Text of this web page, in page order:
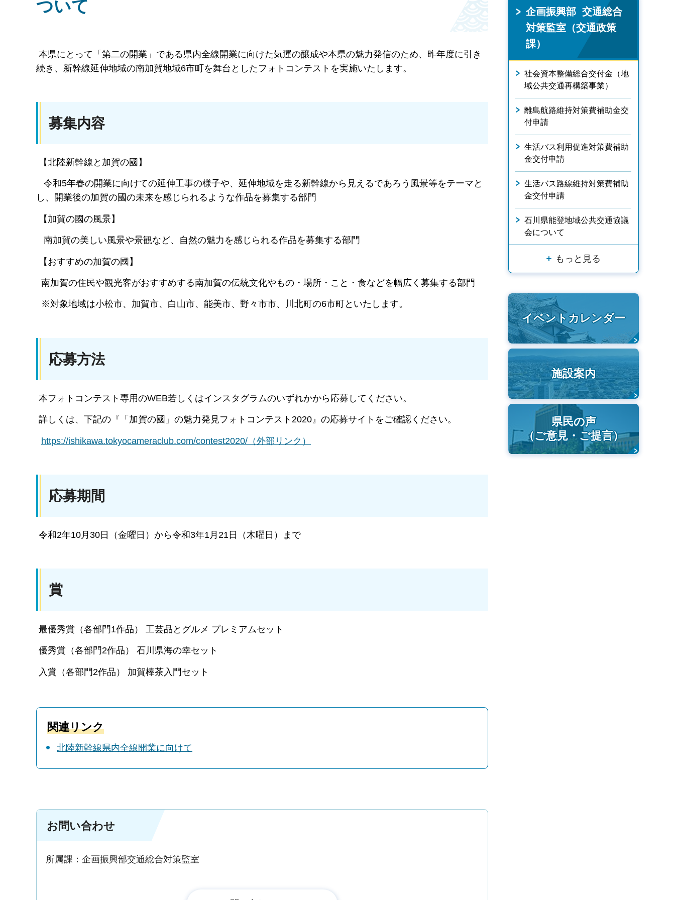
ついて
本県にとって「第二の開業」である県内全線開業に向けた気運の醸成や本県の魅力発信のため、昨年度に引き
続き、新幹線延伸地域の南加賀地域6市町を舞台としたフォトコンテストを実施いたします。
募集内容
【北陸新幹線と加賀の國】
令和5年春の開業に向けての延伸工事の様子や、延伸地域を走る新幹線から見えるであろう風景等をテーマと
し、開業後の加賀の國の未来を感じられるような作品を募集する部門
【加賀の國の風景】
南加賀の美しい風景や景観など、自然の魅力を感じられる作品を募集する部門
【おすすめの加賀の國】
南加賀の住民や観光客がおすすめする南加賀の伝統文化やもの・場所・こと・食などを幅広く募集する部門
※対象地域は小松市、加賀市、白山市、能美市、野々市市、川北町の6市町といたします。
応募方法
本フォトコンテスト専用のWEB若しくはインスタグラムのいずれかから応募してください。
詳しくは、下記の『「加賀の國」の魅力発見フォトコンテスト2020』の応募サイトをご確認ください。
https://ishikawa.tokyocameraclub.com/contest2020/ （外部リンク）
応募期間
令和2年10月30日（金曜日）から令和3年1月21日（木曜日）まで
賞
最優秀賞（各部門1作品） 工芸品とグルメ プレミアムセット
優秀賞（各部門2作品） 石川県海の幸セット
入賞（各部門2作品） 加賀棒茶入門セット
関連リンク
北陸新幹線県内全線開業に向けて
お問い合わせ
所属課：企画振興部交通総合対策監室
企画振興部 交通総合
対策監室（交通政策
課）
社会資本整備総合交付金（地
域公共交通再構築事業）
離島航路維持対策費補助金交
付申請
生活バス利用促進対策費補助
金交付申請
生活バス路線維持対策費補助
金交付申請
石川県能登地域公共交通協議
会について
もっと見る
イベントカレンダー
施設案内
県民の声
（ご意見・ご提言）